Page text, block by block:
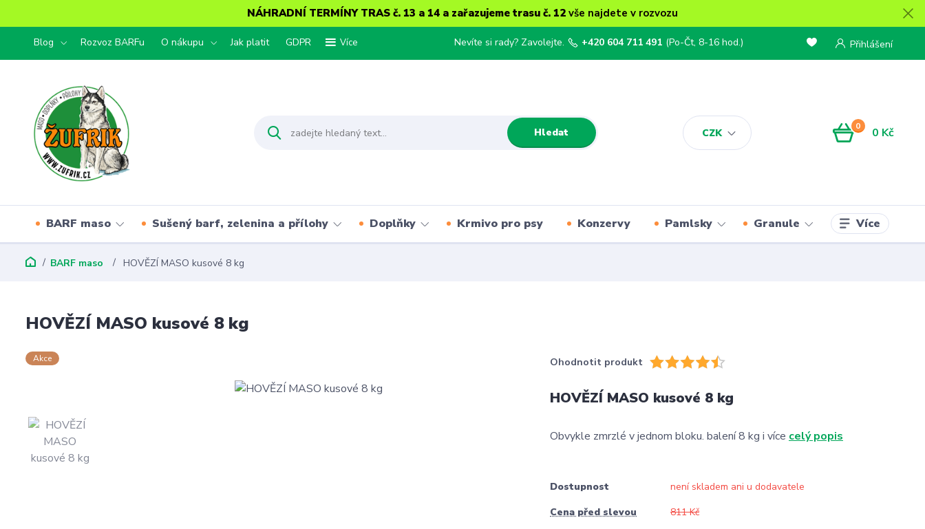
NÁHRADNÍ TERMÍNY TRAS č. 13 a 14 a zařazujeme trasu č. 12 vše najdete v rozvozu
Blog Rozvoz BARFu O nákupu Jak platit GDPR Více
CZK
Přihlášení
Hledat
Nevíte si rady? Zavolejte. +420 604 711 491 (Po-Čt, 8-16 hod.)
0 0 Kč
BARF maso Sušený barf, zelenina a přílohy Doplňky Krmivo pro psy Konzervy Pamlsky Granule Více
BARF maso HOVĚZÍ MASO kusové 8 kg
HOVĚZÍ MASO kusové 8 kg
Akce Ohodnotit produkt
HOVĚZÍ MASO kusové 8 kg
Obvykle zmrzlé v jednom bloku. balení 8 kg i více celý popis
Dostupnost
není skladem ani u dodavatele
Cena před slevou
811 Kč